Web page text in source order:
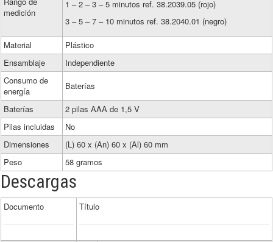
medición
1 – 2 – 3 – 5 minutos ref. 38.2039.05 (rojo)
3 – 5 – 7 – 10 minutos ref. 38.2040.01 (negro)
Material
Plástico
Ensamblaje
Independiente
Consumo de
energía
Baterías
Baterías
2 pilas AAA de 1,5 V
Pilas incluidas
No
Dimensiones
(L) 60 x (An) 60 x (Al) 60 mm
Peso
58 gramos
Descargas
Documento Título